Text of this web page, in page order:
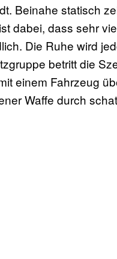
Beinahe statisch
dabei, dass sehr
Die Ruhe wird
betritt die
einem Fahrzeug
Waffe durch